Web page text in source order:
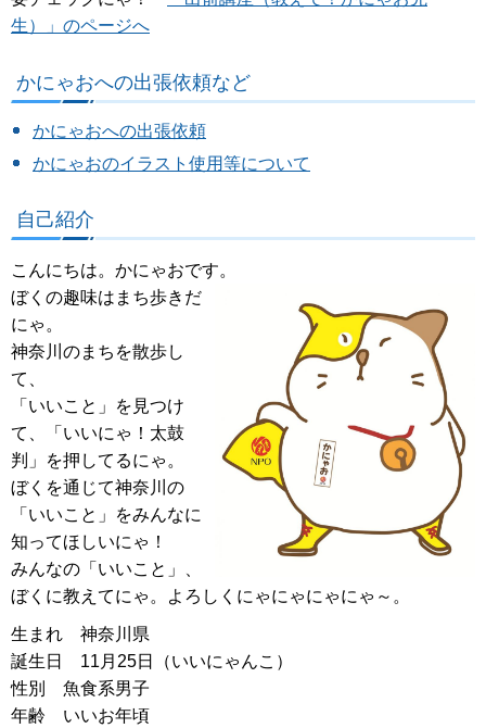
生）」のページへ
かにゃおへの出張依頼など
かにゃおへの出張依頼
かにゃおのイラスト使用等について
自己紹介
こんにちは。かにゃおです。
ぼくの趣味はまち歩きだ
にゃ。
神奈川のまちを散歩し
て、
「いいこと」を見つけ
て、「いいにゃ！太鼓
判」を押してるにゃ。
ぼくを通じて神奈川の
「いいこと」をみんなに
知ってほしいにゃ！
みんなの「いいこと」、
ぼくに教えてにゃ。よろしくにゃにゃにゃにゃ～。
生まれ 神奈川県
誕生日 11月25日（いいにゃんこ）
性別 魚食系男子
年齢 いいお年頃